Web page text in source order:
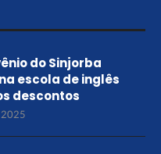
do Sinjorba
escola de inglês
descontos
2025